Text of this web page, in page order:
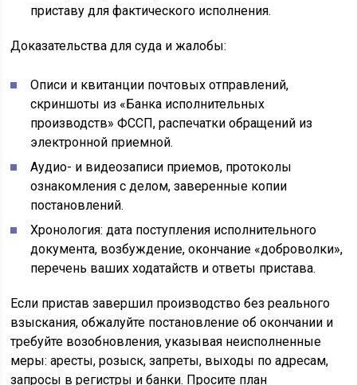
приставу для фактического исполнения.
Доказательства для суда и жалобы:
Описи и квитанции почтовых отправлений,
скриншоты из «Банка исполнительных
производств» ФССП, распечатки обращений из
электронной приемной.
Аудио- и видеозаписи приемов, протоколы
ознакомления с делом, заверенные копии
постановлений.
Хронология: дата поступления исполнительного
документа, возбуждение, окончание «доброволки»,
перечень ваших ходатайств и ответы пристава.
Если пристав завершил производство без реального
взыскания, обжалуйте постановление об окончании и
требуйте возобновления, указывая неисполненные
меры: аресты, розыск, запреты, выходы по адресам,
запросы в регистры и банки. Просите план